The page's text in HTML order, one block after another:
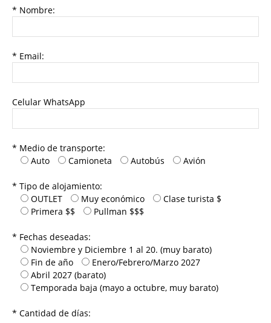
* Nombre:
* Email:
Celular WhatsApp
* Medio de transporte:
Auto
Camioneta Autobús Avión
* Tipo de alojamiento:
OUTLET
Muy económico
Clase turista $
Primera $$
Pullman $$$
* Fechas deseadas:
Noviembre y Diciembre 1 al 20. (muy barato)
Fin de año
Enero/Febrero/Marzo 2027
Abril 2027 (barato)
Temporada baja (mayo a octubre, muy barato)
* Cantidad de días: